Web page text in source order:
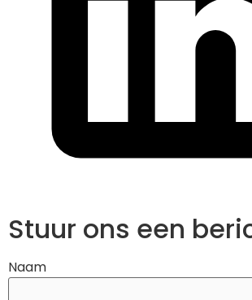
Stuur ons een
Naam